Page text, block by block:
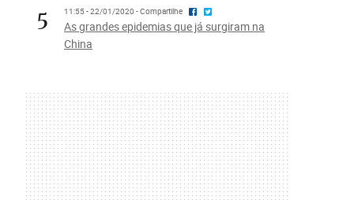
5 11:55 - 22/01/2020 - Compartilhe
As grandes epidemias que já surgiram na
China